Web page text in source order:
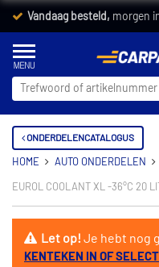
Vandaag besteld, morgen
ONDERDELENCATALOGUS
HOME AUTO ONDERDELEN
EUROL COOLANT XL -36°C 20
Let op!Je hebt nog
KENTEKEN IN OF